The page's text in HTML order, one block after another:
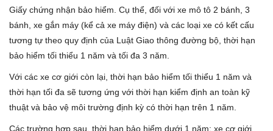
Giấy chứng nhận bảo hiểm. Cụ thể, đối với xe mô tô 2 bánh, 3
bánh, xe gắn máy (kể cả xe máy điện) và các loại xe có kết cấu
tương tự theo quy định của Luật Giao thông đường bộ, thời hạn
bảo hiểm tối thiểu 1 năm và tối đa 3 năm.
Với các xe cơ giới còn lại, thời hạn bảo hiểm tối thiểu 1 năm và
thời hạn tối đa sẽ tương ứng với thời hạn kiểm định an toàn kỹ
thuật và bảo vệ môi trường định kỳ có thời hạn trên 1 năm.
Các trường hợp sau, thời hạn bảo hiểm dưới 1 năm: xe cơ giới